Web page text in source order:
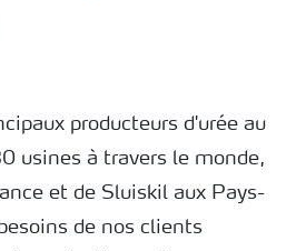
& Solution
producteurs d'urée au
usines à travers le monde,
et de Sluiskil aux Pays-
de nos clients